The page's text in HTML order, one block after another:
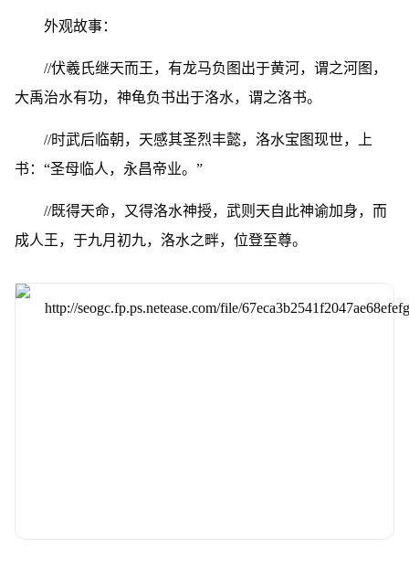
外观故事：
//伏羲氏继天而王，有龙马负图出于黄河，谓之河图，
大禹治水有功，神龟负书出于洛水，谓之洛书。
//时武后临朝，天感其圣烈丰懿，洛水宝图现世，上
书：“圣母临人，永昌帝业。”
//既得天命，又得洛水神授，武则天自此神谕加身，而
成人王，于九月初九，洛水之畔，位登至尊。